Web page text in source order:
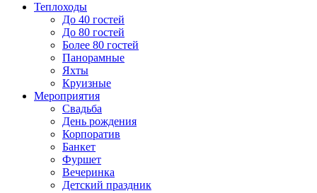
Теплоходы
До 40 гостей
До 80 гостей
Более 80 гостей
Панорамные
Яхты
Круизные
Мероприятия
Свадьба
День рождения
Корпоратив
Банкет
Фуршет
Вечеринка
Детский праздник